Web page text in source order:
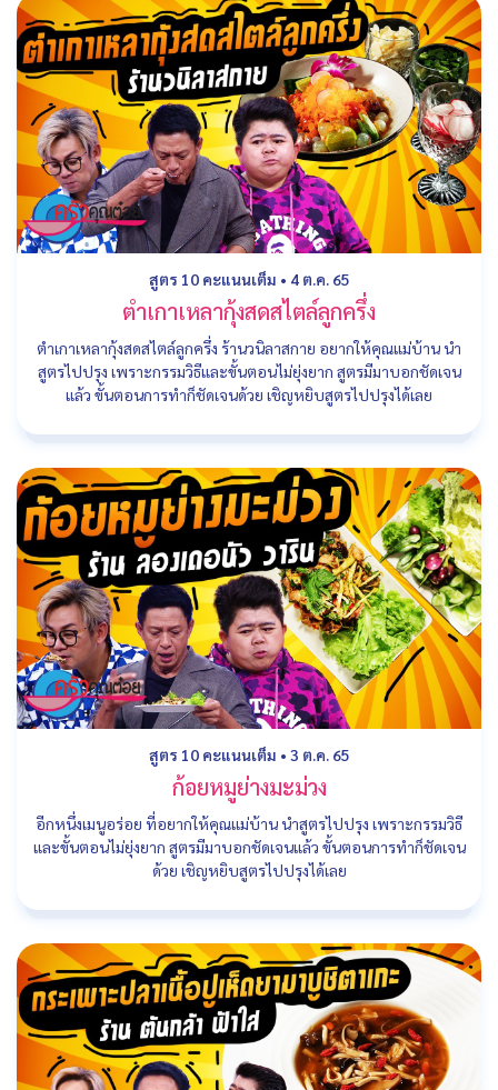
สูตร 10 คะแนนเต็ม • 4 ต.ค. 65
ตำเกาเหลากุ้งสดสไตล์ลูกครึ่ง
ตำเกาเหลากุ้งสดสไตล์ลูกครึ่ง ร้านวนิลาสกาย อยากให้คุณแม่บ้าน นำ
สูตรไปปรุง เพราะกรรมวิธีและขั้นตอนไม่ยุ่งยาก สูตรมีมาบอกชัดเจน
แล้ว ขั้นตอนการทำก็ชัดเจนด้วย เชิญหยิบสูตรไปปรุงได้เลย
สูตร 10 คะแนนเต็ม • 3 ต.ค. 65
ก้อยหมูย่างมะม่วง
อีกหนึ่งเมนูอร่อย ที่อยากให้คุณแม่บ้าน นำสูตรไปปรุง เพราะกรรมวิธี
และขั้นตอนไม่ยุ่งยาก สูตรมีมาบอกชัดเจนแล้ว ขั้นตอนการทำก็ชัดเจน
ด้วย เชิญหยิบสูตรไปปรุงได้เลย